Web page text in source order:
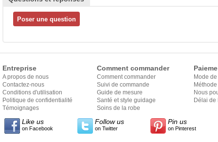
Entreprise
A propos de nous
Contactez-nous
Conditions d'utilisation
Politique de confidentialité
Témoignages
Comment commander
Comment commander
Suivi de commande
Guide de mesure
Santé et style guidage
Soins de la robe
Mode
Nous
Délai de
Like us
on Facebook
Follow us
on Twitter
Pin us
on Pinterest